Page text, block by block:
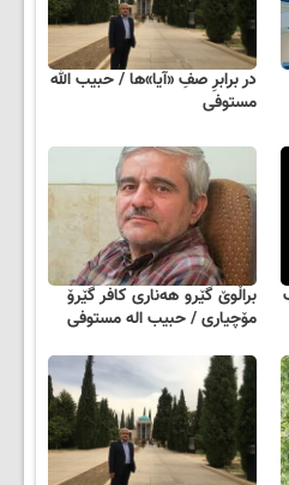
در برابرِ صفِ «آیا»ها / حبیب الله
مستوفی
براڵوێ گێرو ھەناری کافر گێرۆ
مۆچیاری / حبیب اله مستوفی